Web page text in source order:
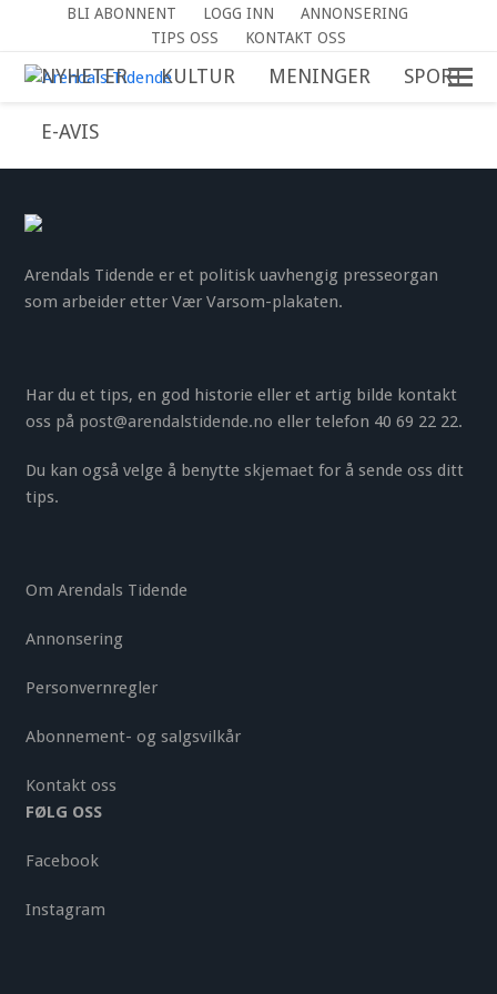
BLI ABONNENT LOGG INN
ANNONSERING
TIPS OSS
KONTAKT OSS
NYHETER KULTUR MENINGER SPORT
E-AVIS
Arendals Tidende er et politisk uavhengig presseorgan
som arbeider etter Vær Varsom-plakaten.
Har du et tips, en god historie eller et artig bilde kontakt
oss på post@arendalstidende.no eller telefon 40 69 22 22.
Du kan også velge å benytte skjemaet for å sende oss ditt
tips.
Om Arendals Tidende
Annonsering
Personvernregler
Abonnement- og salgsvilkår
Kontakt oss
FØLG OSS
Facebook
Instagram